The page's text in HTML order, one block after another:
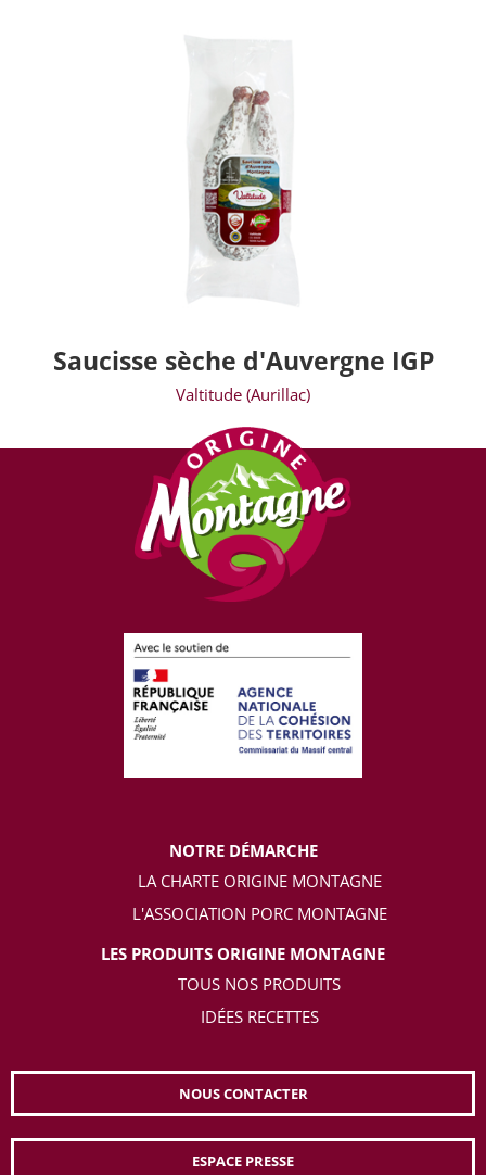
Saucisse sèche d'Auvergne IGP
Valtitude (Aurillac)
NOTRE DÉMARCHE
LA CHARTE ORIGINE MONTAGNE
L'ASSOCIATION PORC MONTAGNE
LES PRODUITS ORIGINE MONTAGNE
TOUS NOS PRODUITS
IDÉES RECETTES
NOUS CONTACTER
ESPACE PRESSE